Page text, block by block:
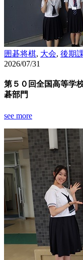
囲碁将棋, 大会, 後期
2026/07/31
第５０回全国高等学
碁部門
see more